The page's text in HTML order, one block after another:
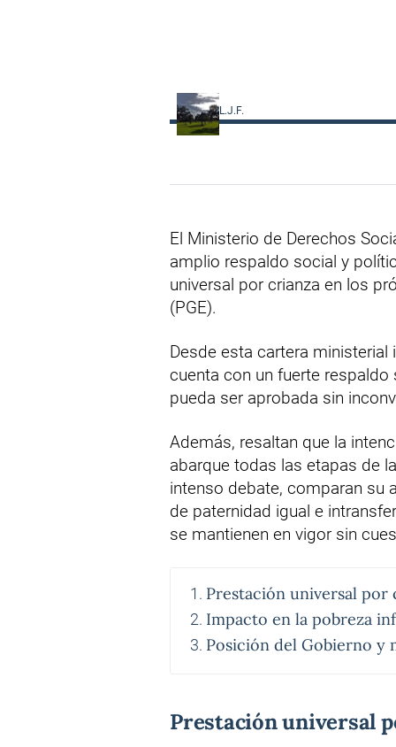
L.J.F.
El Ministerio de Derechos
amplio respaldo social y
universal por crianza en los
(PGE).
Desde esta cartera
cuenta con un fuerte
pueda ser aprobada sin
Además, resaltan que la
abarque todas las etapas de
intenso debate, comparan su
de paternidad igual e
se mantienen en vigor sin
Prestación universal por
Impacto en la pobreza
Posición del Gobierno y
Prestación universal